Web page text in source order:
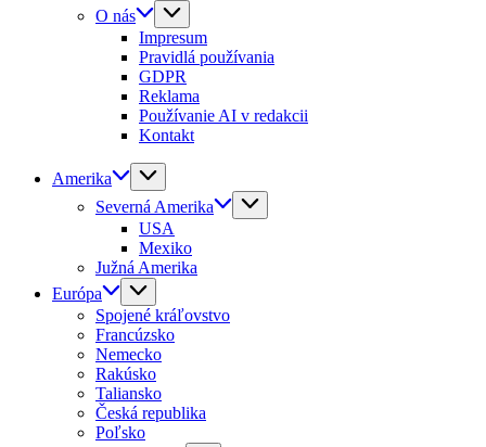
O nás
Impresum
Pravidlá používania
GDPR
Reklama
Používanie AI v redakcii
Kontakt
Amerika
Severná Amerika
USA
Mexiko
Južná Amerika
Európa
Spojené kráľovstvo
Francúzsko
Nemecko
Rakúsko
Taliansko
Česká republika
Poľsko